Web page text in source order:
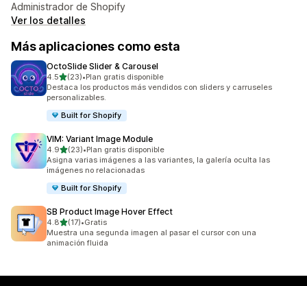
Administrador de Shopify
Ver los detalles
Más aplicaciones como esta
OctoSlide Slider & Carousel
4.5de 5 estrellas
(23)
23 reseñas en total
•Plan gratis disponible
Destaca los productos más vendidos con sliders y carruseles
personalizables.
Built for Shopify
VIM: Variant Image Module
4.9de 5 estrellas
(23)
23 reseñas en total
•Plan gratis disponible
Asigna varias imágenes a las variantes, la galería oculta las
imágenes no relacionadas
Built for Shopify
SB Product Image Hover Effect
4.8de 5 estrellas
(17)
17 reseñas en total
•Gratis
Muestra una segunda imagen al pasar el cursor con una
animación fluida